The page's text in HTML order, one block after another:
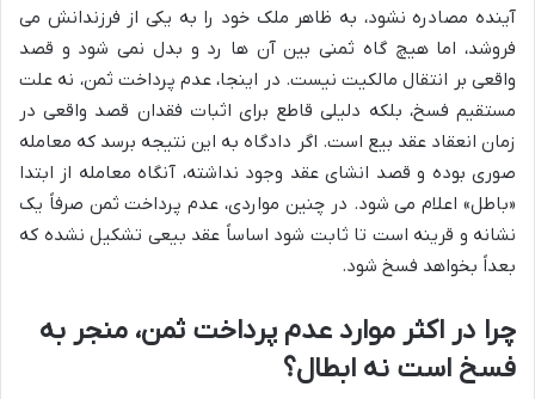
آینده مصادره نشود، به ظاهر ملک خود را به یکی از فرزندانش می
فروشد، اما هیچ گاه ثمنی بین آن ها رد و بدل نمی شود و قصد
واقعی بر انتقال مالکیت نیست. در اینجا، عدم پرداخت ثمن، نه علت
مستقیم فسخ، بلکه دلیلی قاطع برای اثبات فقدان قصد واقعی در
زمان انعقاد عقد بیع است. اگر دادگاه به این نتیجه برسد که معامله
صوری بوده و قصد انشای عقد وجود نداشته، آنگاه معامله از ابتدا
«باطل» اعلام می شود. در چنین مواردی، عدم پرداخت ثمن صرفاً یک
نشانه و قرینه است تا ثابت شود اساساً عقد بیعی تشکیل نشده که
بعداً بخواهد فسخ شود.
چرا در اکثر موارد عدم پرداخت ثمن، منجر به
فسخ است نه ابطال؟